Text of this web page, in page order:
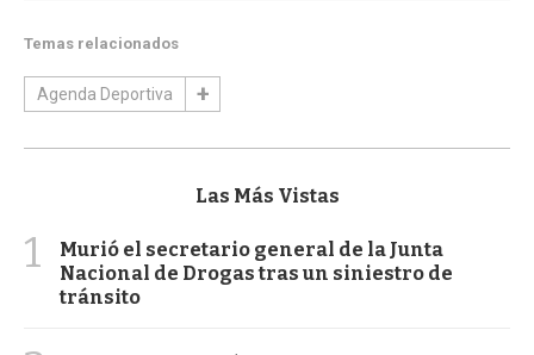
Temas relacionados
Agenda Deportiva
Las Más Vistas
1
Murió el secretario general de la Junta
Nacional de Drogas tras un siniestro de
tránsito